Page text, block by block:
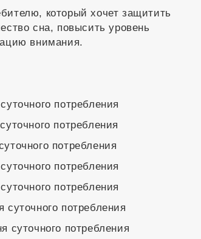
который хочет защитить
сна, повысить уровень
внимания.
потребления
потребления
потребления
потребления
потребления
потребления
суточного потребления